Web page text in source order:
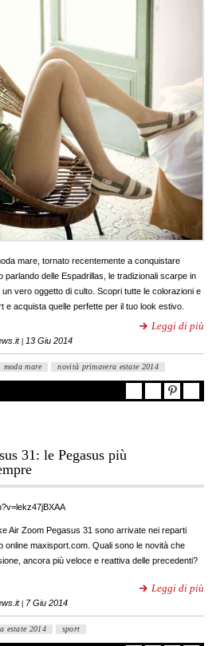
mare, tornato recentemente a conquistare
parlando delle Espadrillas, le tradizionali scarpe in
vero oggetto di culto. Scopri tutte le colorazioni e
e acquista quelle perfette per il tuo look estivo.
Leggi di più
13 Giu 2014
moda mare novità primavera estate 2014
31: le Pegasus più
Air Zoom Pegasus 31 sono arrivate nei reparti
online maxisport.com. Quali sono le novità che
ancora più veloce e reattiva delle precedenti?
Leggi di più
7 Giu 2014
estate 2014 sport